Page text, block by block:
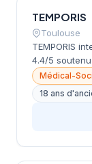
TEMPORIS
Toulouse
TEMPORIS
4.4/5
Médical-
18 ans